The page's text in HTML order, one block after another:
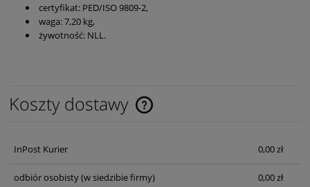
certyfikat: PED/ISO 9809-2,
waga: 7,20 kg,
żywotność: NLL.
Koszty dostawy
Cena nie zawiera ewentualnych kosztów płatności
InPost Kurier 0,00 zł
odbiór osobisty(w siedzibie firmy) 0,00 zł